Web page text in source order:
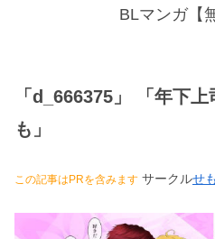
BLマンガ【
「d_666375」 「年下
も」
この記事はPRを含みます サークルせも